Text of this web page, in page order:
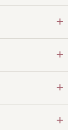
+
+
+
+